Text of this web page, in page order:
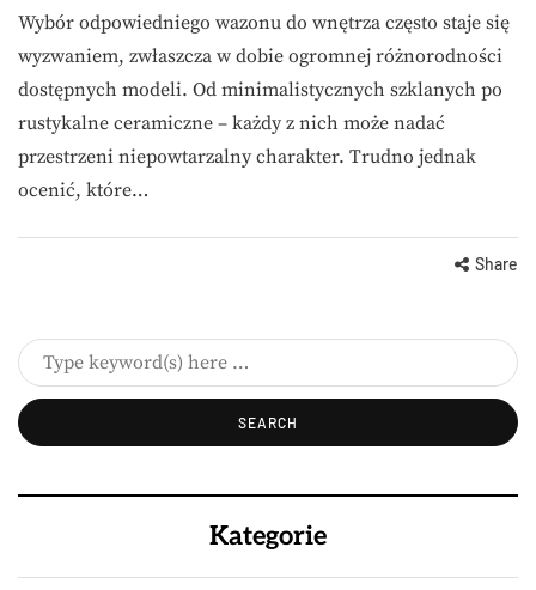
Wybór odpowiedniego wazonu do wnętrza często staje się
wyzwaniem, zwłaszcza w dobie ogromnej różnorodności
dostępnych modeli. Od minimalistycznych szklanych po
rustykalne ceramiczne – każdy z nich może nadać
przestrzeni niepowtarzalny charakter. Trudno jednak
ocenić, które…
Share
Kategorie